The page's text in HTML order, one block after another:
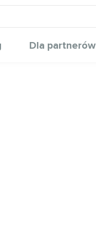
Dla partnerów